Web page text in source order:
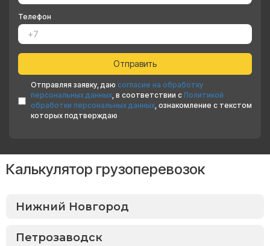
Телефон
Отправляя заявку, даю согласие на обработку
персональных данных, в соответствии с Политикой
обработки персональных данных, ознакомление с текстом
которых подтверждаю
Калькулятор грузоперевозок